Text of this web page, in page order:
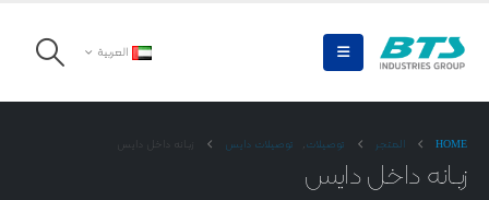
العربية
HOME المتجر توصیلات, توصیلات دایس زبـانه داخل دایس
زبـانه داخل دایس